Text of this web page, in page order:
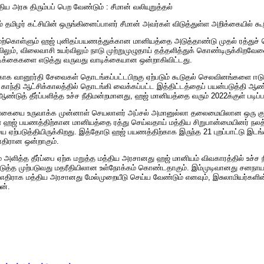
அரசு திரும்பப் பெற வேண்டும் : சீமான் வலியுறுத்தல்
கட்சியின் ஒருங்கினைப்பாளர் சீமான் அவர்கள் விடுத்துள்ள அறிக்கையில்
ஹஜ் புனிதப்பயணத்துக்கான மானியத்தை அடுத்தாண்டு முதல் ரத்துச்
விலைவாசி உயர்விலும் நாடு முற்றுமுழுதாய் தத்தளித்துக்
எடுத்து வருவது வாடிக்கையான ஒன்றாகிவிட்டது.
வானூர்தி சேவைகள் தொடங்கப்பட்டபிறகு ஏற்படும் கூடுதல் செலவினங்களை
காந்தி ஆட்சிக்காலத்தில் தொடங்கி வைக்கப்பட்ட இத்திட்டத்தைப் பயன்படுத்தி
தீர்ப்பளித்த உச்ச நீதிமன்றமானது, ஹஜ் மானியத்தை வரும் 2022க்குள்
உருவாக்க முன்னாள் செயலாளர் அப்சல் அமானுல்லா தலைமையிலான ஒரு
ஹஜ் பயணத்திற்கான மானியத்தை ரத்து செய்வதாய் மத்திய சிறுபான்மையினர்
ஏற்படுத்தியிருக்கிறது. இத்தோடு ஹஜ் பயணத்திற்காக இருந்த 21 புறப்பாட்டு
ஒன்றாகும்.
அளித்த தீர்ப்பை ஏற்க மறுத்த மத்திய அரசானது ஹஜ் மானியம் விவகாரத்தில்
முற்படுவது மதரீதியிலான உள்நோக்கம் கொண்டதாகும். இம்முடிவானது
மத்திய அரசானது மேல்முறையீடு செய்ய வேண்டும் எனவும்,